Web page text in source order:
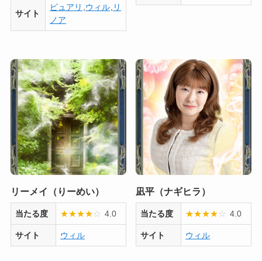
サイト
ピュアリ ウィル リ
ノア
リーメイ（りーめい）
当たる度 ★★★★☆ 4.0
サイト ウィル
凪平（ナギヒラ）
当たる度 ★★★★☆ 4.0
サイト ウィル